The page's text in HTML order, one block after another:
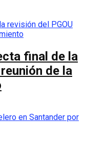
final de la
de la